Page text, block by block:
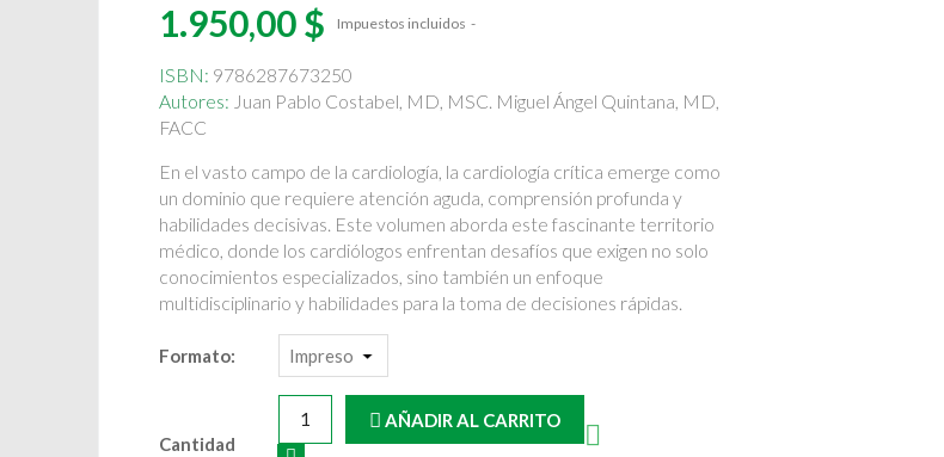
1.950,00 $ Impuestos incluidos
ISBN: 9786287673250
Autores: Juan Pablo Costabel, MD, MSC. Miguel Ángel Quintana, MD,
FACC
En el vasto campo de la cardiología, la cardiología crítica emerge como
un dominio que requiere atención aguda, comprensión profunda y
habilidades decisivas. Este volumen aborda este fascinante territorio
médico, donde los cardiólogos enfrentan desafíos que exigen no solo
conocimientos especializados, sino también un enfoque
multidisciplinario y habilidades para la toma de decisiones rápidas.
Formato:
Cantidad
AÑADIR AL CARRITO 